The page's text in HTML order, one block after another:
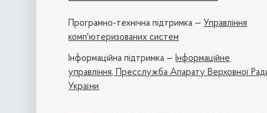
Програмно-технічна підтримка — Управління
комп'ютеризованих систем
Iнформаційна підтримка —Інформаційне
управління, Пресслужба Апарату Верховної
України